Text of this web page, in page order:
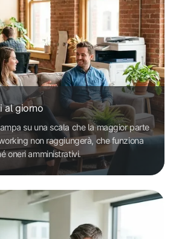
al giorno
su una scala che la maggior parte
non raggiungerà, che funziona
oneri amministrativi.